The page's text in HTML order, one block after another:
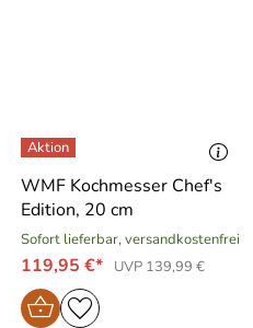
WMF Kochmesser Chef′s
Edition, 20 cm
Sofort lieferbar, versandkostenfrei
119,95 €* UVP 139,99 €